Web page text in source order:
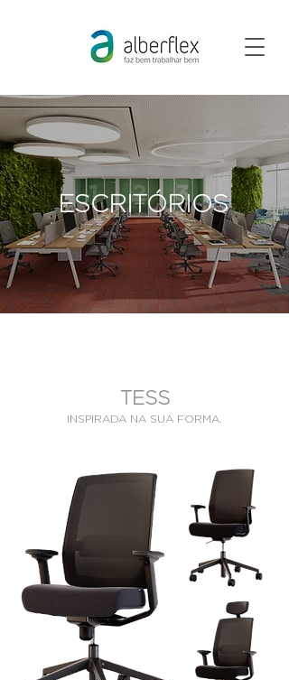
ESCRITÓRIOS
TESS
INSPIRADA NA SUA FORMA.